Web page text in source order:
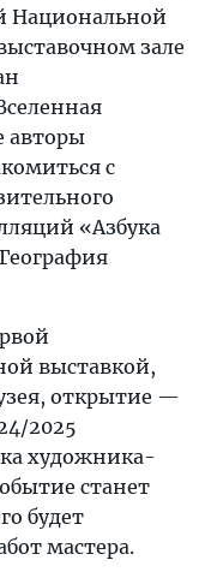
Национальной
зале
авторы
с
«Азбука
выставкой,
открытие —
2025
художника-
станет
будет
мастера.